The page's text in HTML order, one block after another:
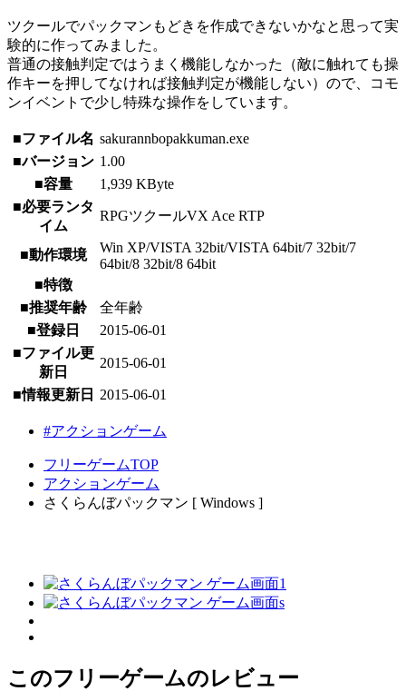
ツクールでパックマンもどきを作成できないかなと思って実
験的に作ってみました。
普通の接触判定ではうまく機能しなかった（敵に触れても操
作キーを押してなければ接触判定が機能しない）ので、コモ
ンイベントで少し特殊な操作をしています。
■ファイル名 sakurannbopakkuman.exe
■バージョン 1.00
■容量
1,939 KByte
■必要ランタ
イム
RPGツクールVX Ace RTP
■動作環境
Win XP/VISTA 32bit/VISTA 64bit/7 32bit/7
64bit/8 32bit/8 64bit
■特徴
■推奨年齢
全年齢
■登録日
2015-06-01
■ファイル更
新日
2015-06-01
■情報更新日 2015-06-01
#アクションゲーム
フリーゲームTOP
アクションゲーム
さくらんぼパックマン [ Windows ]
このフリーゲームのレビュー